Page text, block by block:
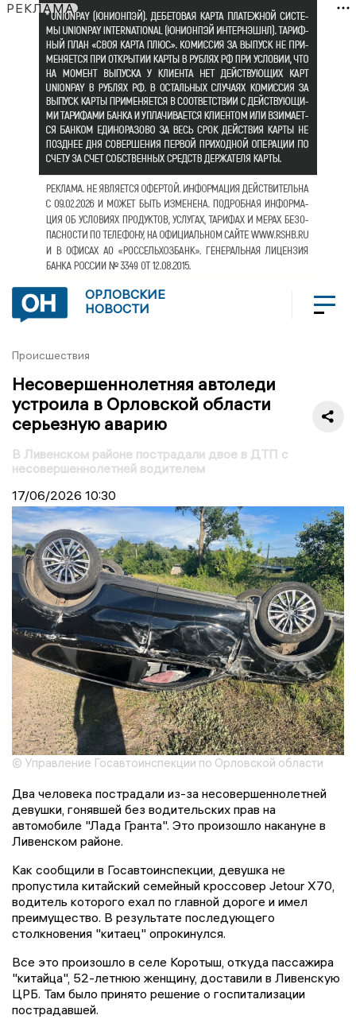
РЕКЛАМА
ОРЛОВСКИЕ
НОВОСТИ
Происшествия
Несовершеннолетняя автоледи
устроила в Орловской области
серьезную аварию
В Ливенском районе пострадали двое в ДТП с
несовершеннолетней водителем
17/06/2026 10:30
© Управление Госавтоинспекции по Орловской области
Два человека пострадали из-за несовершеннолетней
девушки, гонявшей без водительских прав на
автомобиле "Лада Гранта". Это произошло накануне в
Ливенском районе.
Как сообщили в Госавтоинспекции, девушка не
пропустила китайский семейный кроссовер Jetour X70,
водитель которого ехал по главной дороге и имел
преимущество. В результате последующего
столкновения "китаец" опрокинулся.
Все это произошло в селе Коротыш, откуда пассажира
"китайца", 52-летнюю женщину, доставили в Ливенскую
ЦРБ. Там было принято решение о госпитализации
пострадавшей.